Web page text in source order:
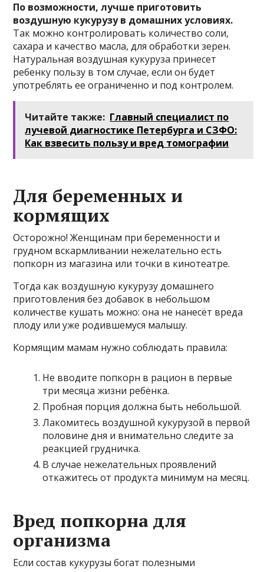
По возможности, лучше приготовить
воздушную кукурузу в домашних условиях.
Так можно контролировать количество соли,
сахара и качество масла, для обработки зерен.
Натуральная воздушная кукуруза принесет
ребенку пользу в том случае, если он будет
употреблять ее ограниченно и под контролем.
Читайте также: Главный специалист по
лучевой диагностике Петербурга и СЗФО:
Как взвесить пользу и вред томографии
Для беременных и
кормящих
Осторожно! Женщинам при беременности и
грудном вскармливании нежелательно есть
попкорн из магазина или точки в кинотеатре.
Тогда как воздушную кукурузу домашнего
приготовления без добавок в небольшом
количестве кушать можно: она не нанесёт вреда
плоду или уже родившемуся малышу.
Кормящим мамам нужно соблюдать правила:
Не вводите попкорн в рацион в первые
три месяца жизни ребёнка.
Пробная порция должна быть небольшой.
Лакомитесь воздушной кукурузой в первой
половине дня и внимательно следите за
реакцией грудничка.
В случае нежелательных проявлений
откажитесь от продукта минимум на месяц.
Вред попкорна для
организма
Если состав кукурузы богат полезными